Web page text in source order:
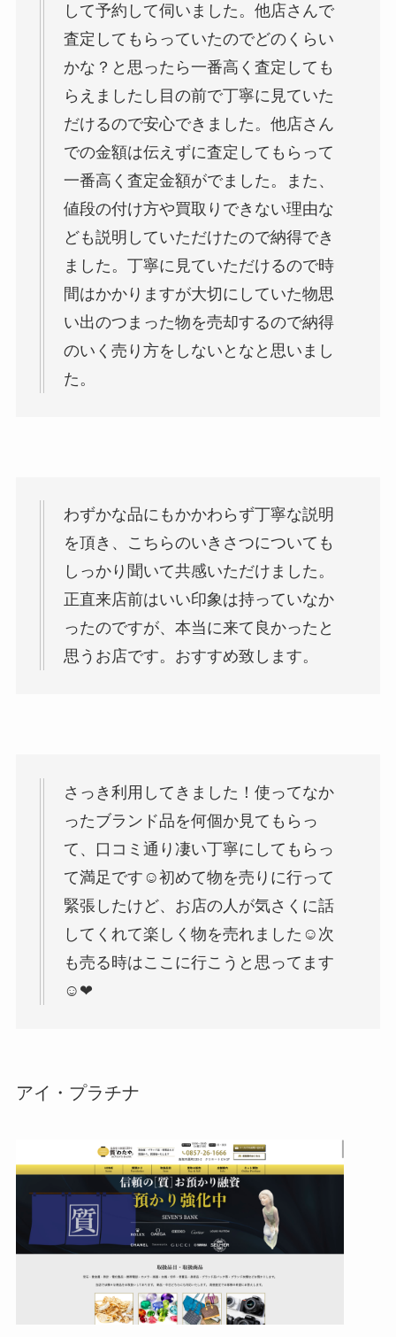
して予約して伺いました。他店さんで
査定してもらっていたのでどのくらい
かな？と思ったら一番高く査定しても
らえましたし目の前で丁寧に見ていた
だけるので安心できました。他店さん
での金額は伝えずに査定してもらって
一番高く査定金額がでました。また、
値段の付け方や買取りできない理由な
ども説明していただけたので納得でき
ました。丁寧に見ていただけるので時
間はかかりますが大切にしていた物思
い出のつまった物を売却するので納得
のいく売り方をしないとなと思いまし
た。
わずかな品にもかかわらず丁寧な説明
を頂き、こちらのいきさつについても
しっかり聞いて共感いただけました。
正直来店前はいい印象は持っていなか
ったのですが、本当に来て良かったと
思うお店です。おすすめ致します。
さっき利用してきました！使ってなか
ったブランド品を何個か見てもらっ
て、口コミ通り凄い丁寧にしてもらっ
て満足です☺︎初めて物を売りに行って
緊張したけど、お店の人が気さくに話
してくれて楽しく物を売れました☺︎次
も売る時はここに行こうと思ってます
☺︎❤︎
アイ・プラチナ